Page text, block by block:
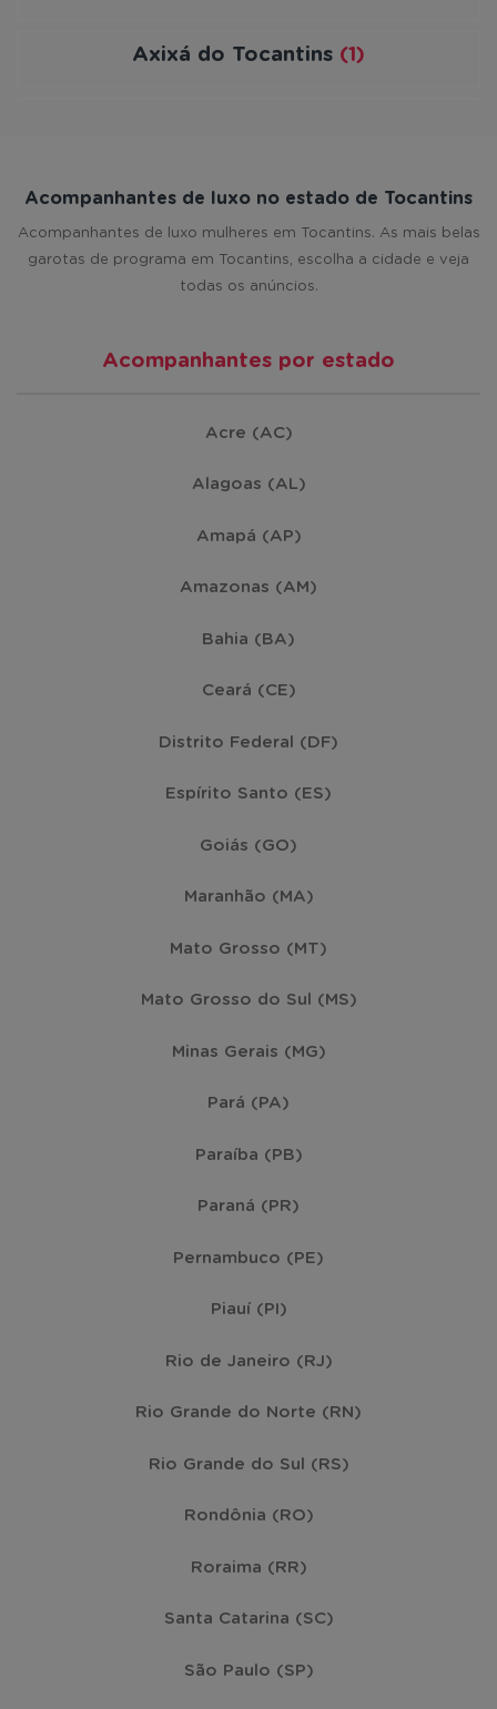
Axixá do Tocantins (1)
Dianópolis(1)
Fortaleza do Tabocão (1)
Porto Alegre do Tocantins
Praia Norte (1)
Acompanhantes de luxo no estado de Tocantins
Acompanhantes de luxo mulheres em Tocantins. As mais belas
garotas de programa em Tocantins, escolha a cidade e veja
todas os anúncios.
Acompanhantes por estado
Acre (AC)
Alagoas (AL)
Amapá (AP)
Amazonas (AM)
Bahia (BA)
Ceará (CE)
Distrito Federal (DF)
Espírito Santo (ES)
Goiás (GO)
Maranhão (MA)
Mato Grosso (MT)
Mato Grosso do Sul (MS)
Minas Gerais (MG)
Pará (PA)
Paraíba (PB)
Paraná (PR)
Pernambuco (PE)
Piauí (PI)
Rio de Janeiro (RJ)
Rio Grande do Norte (RN)
Rio Grande do Sul (RS)
Rondônia (RO)
Roraima (RR)
Santa Catarina (SC)
São Paulo (SP)